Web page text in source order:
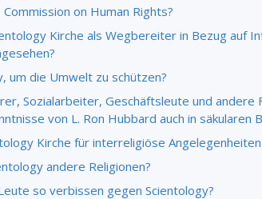
on Human Rights?
Kirche als Wegbereiter in Bezug auf
um die Umwelt zu schützen?
Sozialarbeiter, Geschäftsleute und andere
von L. Ron Hubbard auch in säkularen
Kirche für interreligiöse Angelegenheiten
andere Religionen?
so verbissen gegen Scientology?